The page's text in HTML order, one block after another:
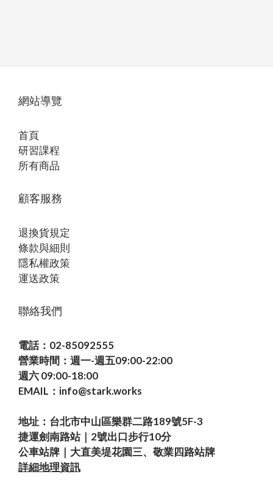
網站導覽
首頁
研習課程
所有商品
顧客服務
退換貨規定
條款與細則
隱私權政策
運送政策
聯絡我們
電話：02-85092555
營業時間：週一-週五09:00-22:00
週六 09:00-18:00
EMAIL：info@stark.works
地址：台北市中山區樂群二路189號5F-3
捷運劍南路站｜2號出口步行10分
公車站牌｜大直美堤花園三、敬業四路站牌
詳細地理資訊